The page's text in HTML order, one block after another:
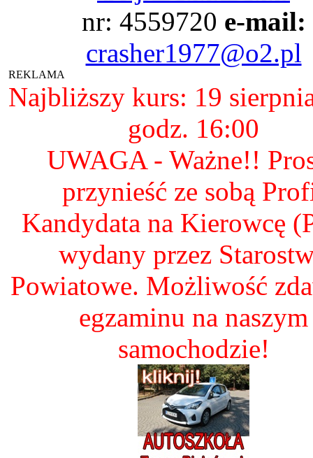
nr: 4559720 e-mail:
crasher1977@o2.pl
REKLAMA
Najbliższy kurs: 19
godz. 16:00
UWAGA - Ważne!!
przynieść ze sobą
Kandydata na Kierowcę
wydany przez
Powiatowe. Możliwość
egzaminu na naszym
samochodzie!